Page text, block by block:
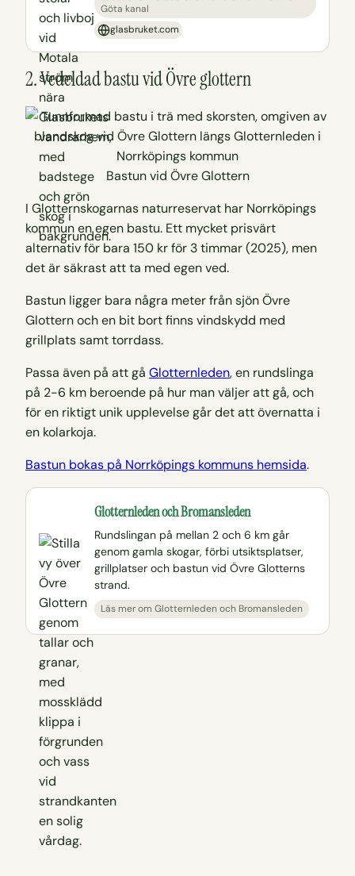
Göta kanal
glasbruket.com
2. Vedeldad bastu vid Övre glottern
Bastun vid Övre Glottern
I Glotternskogarnas naturreservat har Norrköpings
kommun en egen bastu. Ett mycket prisvärt
alternativ för bara 150 kr för 3 timmar (2025), men
det är säkrast att ta med egen ved.
Bastun ligger bara några meter från sjön Övre
Glottern och en bit bort finns vindskydd med
grillplats samt torrdass.
Passa även på att gå Glotternleden, en rundslinga
på 2-6 km beroende på hur man väljer att gå, och
för en riktigt unik upplevelse går det att övernatta i
en kolarkoja.
Bastun bokas på Norrköpings kommuns hemsida.
Glotternleden och Bromansleden
Rundslingan på mellan 2 och 6 km går
genom gamla skogar, förbi utsiktsplatser,
grillplatser och bastun vid Övre Glotterns
strand.
Läs mer om Glotternleden och Bromansleden